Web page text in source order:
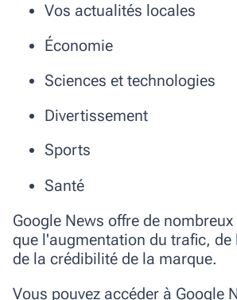
Vos actualités locales
Économie
Sciences et technologies
Divertissement
Sports
Santé
Google News offre de
que l'augmentation du trafic, de
de la crédibilité de la marque.
Vous pouvez accéder à Google